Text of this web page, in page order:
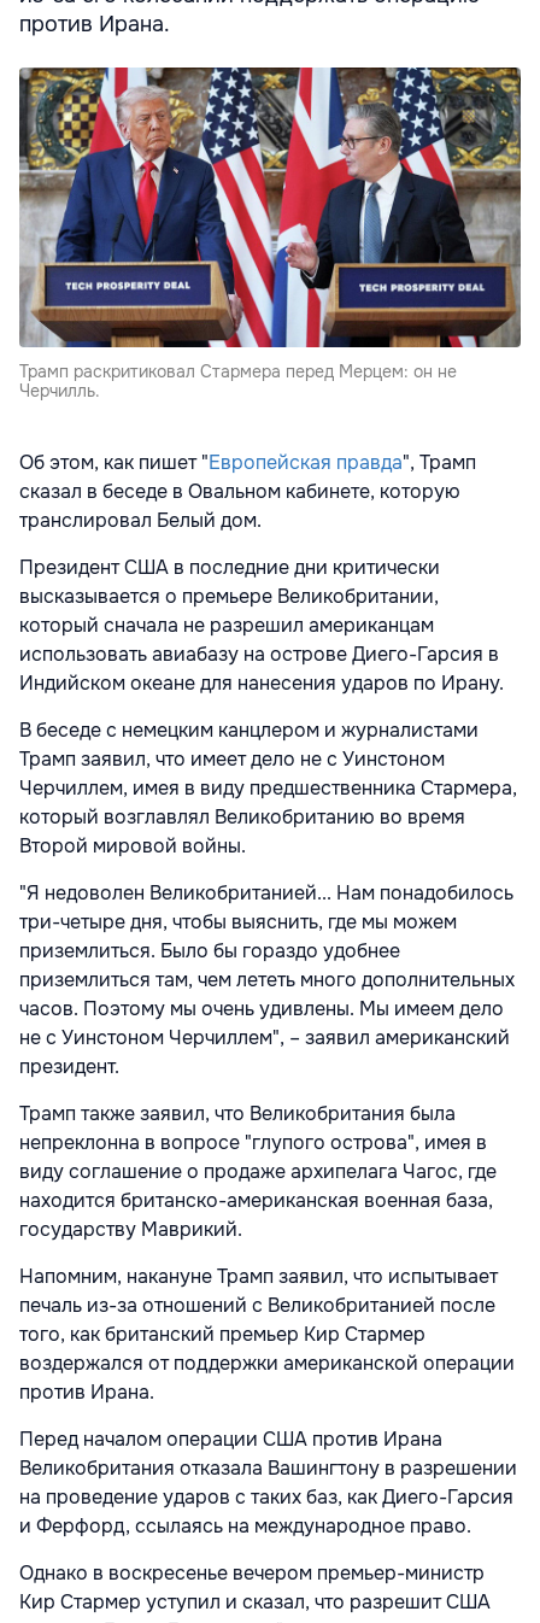
против Ирана.
Трамп раскритиковал Стармера перед Мерцем: он не
Черчилль.
Об этом, как пишет "Европейская правда", Трамп
сказал в беседе в Овальном кабинете, которую
транслировал Белый дом.
Президент США в последние дни критически
высказывается о премьере Великобритании,
который сначала не разрешил американцам
использовать авиабазу на острове Диего-Гарсия в
Индийском океане для нанесения ударов по Ирану.
В беседе с немецким канцлером и журналистами
Трамп заявил, что имеет дело не с Уинстоном
Черчиллем, имея в виду предшественника Стармера,
который возглавлял Великобританию во время
Второй мировой войны.
"Я недоволен Великобританией... Нам понадобилось
три-четыре дня, чтобы выяснить, где мы можем
приземлиться. Было бы гораздо удобнее
приземлиться там, чем лететь много дополнительных
часов. Поэтому мы очень удивлены. Мы имеем дело
не с Уинстоном Черчиллем", – заявил американский
президент.
Трамп также заявил, что Великобритания была
непреклонна в вопросе "глупого острова", имея в
виду соглашение о продаже архипелага Чагос, где
находится британско-американская военная база,
государству Маврикий.
Напомним, накануне Трамп заявил, что испытывает
печаль из-за отношений с Великобританией после
того, как британский премьер Кир Стармер
воздержался от поддержки американской операции
против Ирана.
Перед началом операции США против Ирана
Великобритания отказала Вашингтону в разрешении
на проведение ударов с таких баз, как Диего-Гарсия
и Ферфорд, ссылаясь на международное право.
Однако в воскресенье вечером премьер-министр
Кир Стармер уступил и сказал, что разрешит США